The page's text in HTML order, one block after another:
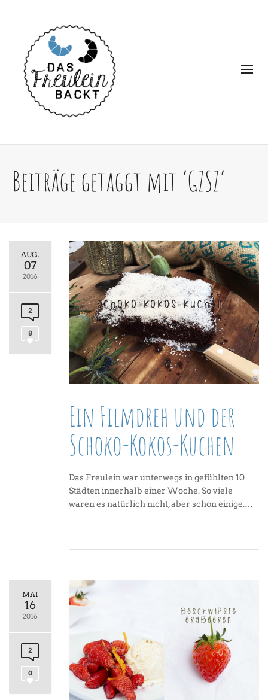
Beiträge getaggt mit ‘GZSZ’
AUG.
07
2016
2
8
Ein Filmdreh und der
Schoko-Kokos-Kuchen
Das Freulein war unterwegs in gefühlten 10
Städten innerhalb einer Woche. So viele
waren es natürlich nicht, aber schon einige.…
MAI
16
2016
2
0